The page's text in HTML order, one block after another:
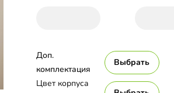
Цвет корпуса
Доп.
комплектация
Выбрать